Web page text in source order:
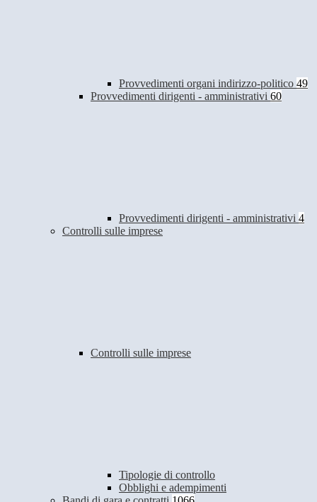
Provvedimenti organi indirizzo-politico 49
Provvedimenti dirigenti - amministrativi 60
Provvedimenti dirigenti - amministrativi 4
Controlli sulle imprese
Controlli sulle imprese
Tipologie di controllo
Obblighi e adempimenti